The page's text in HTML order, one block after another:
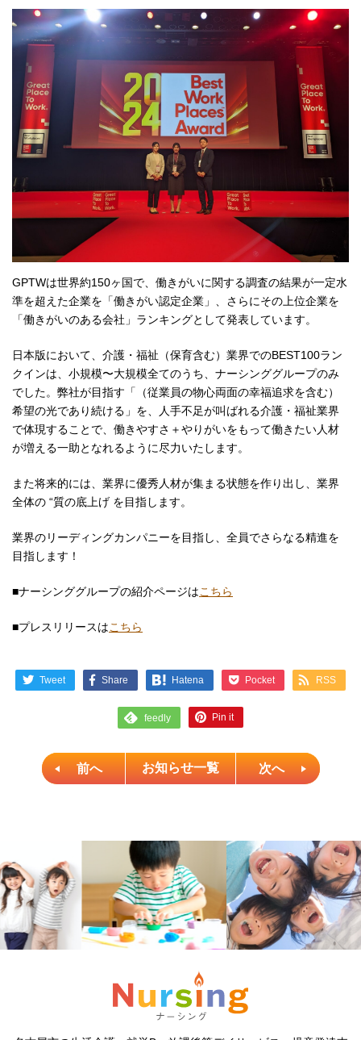
GPTWは世界約150ヶ国で、働きがいに関する調査の結果が一定水
準を超えた企業を「働きがい認定企業」、さらにその上位企業を
「働きがいのある会社」ランキングとして発表しています。
日本版において、介護・福祉（保育含む）業界でのBEST100ラン
クインは、小規模〜大規模全てのうち、ナーシンググループのみ
でした。弊社が目指す「（従業員の物心両面の幸福追求を含む）
希望の光であり続ける」を、人手不足が叫ばれる介護・福祉業界
で体現することで、働きやすさ＋やりがいをもって働きたい人材
が増える一助となれるように尽力いたします。
また将来的には、業界に優秀人材が集まる状態を作り出し、業界
全体の “質の底上げ を目指します。
業界のリーディングカンパニーを目指し、全員でさらなる精進を
目指します！
■ナーシンググループの紹介ページはこちら
■プレスリリースはこちら
Tweet Share Hatena Pocket RSS
feedly Pin it
前へ お知らせ一覧 次へ